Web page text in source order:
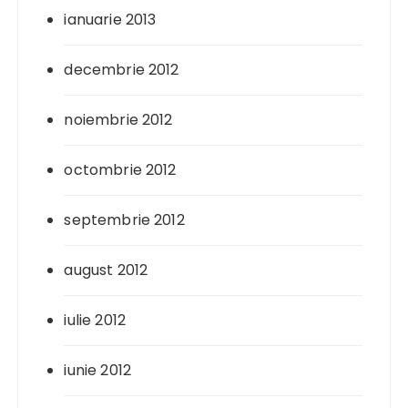
ianuarie 2013
decembrie 2012
noiembrie 2012
octombrie 2012
septembrie 2012
august 2012
iulie 2012
iunie 2012